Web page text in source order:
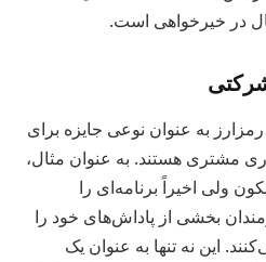
در خیرخواهی است.
به عنوان نوعی جایزه برای
مشتری هستند. به عنوان مثال،
ولی اخیراً برنامه‌ای را
بخشی از پاداش‌های خود را
این نه تنها به عنوان یک